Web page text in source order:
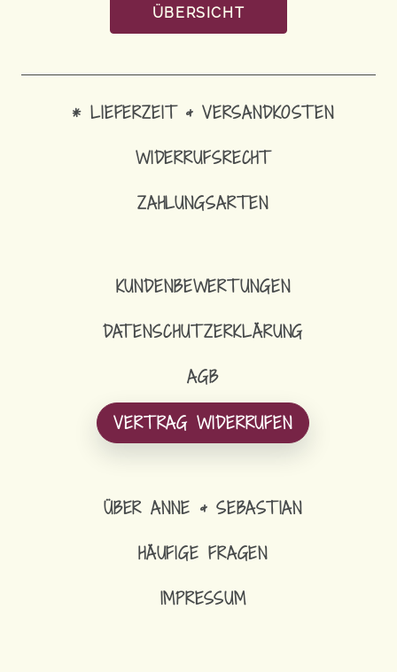
14,90
ÜBERSICHT
* LIEFERZEIT & VERSANDKOSTEN
WIDERRUFSRECHT
ZAHLUNGSARTEN
KUNDENBEWERTUNGEN
DATENSCHUTZERKLÄRUNG
AGB
VERTRAG WIDERRUFEN
ÜBER ANNE & SEBASTIAN
HÄUFIGE FRAGEN
IMPRESSUM